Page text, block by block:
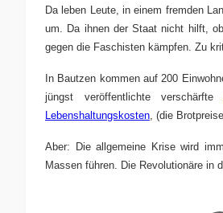
Da leben Leute, in einem fremden
um. Da ihnen der Staat nicht hilft,
gegen die Faschisten kämpfen. Zu
In Bautzen kommen auf 200
jüngst veröffentlichte verschärfte
Lebenshaltungskosten , (die
Aber: Die allgemeine Krise wird
Massen führen. Die Revolutionäre in